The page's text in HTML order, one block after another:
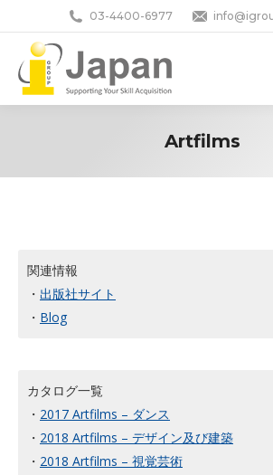
03-4400-6977
Artfilms
関連情報
・ 出版社サイト
・ Blog
カタログ一覧
・ 2017 Artfilms – ダンス
・ 2018 Artfilms – デザイン及び建築
・ 2018 Artfilms – 視覚芸術